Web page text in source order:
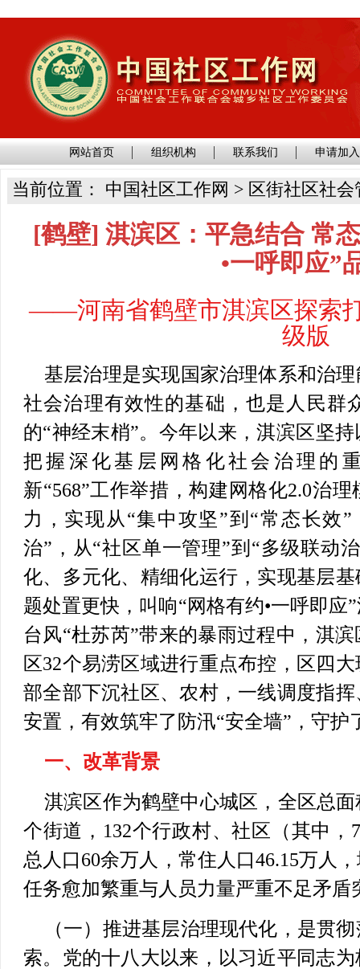
网站首页 组织机构 联系我们 申请加
当前位置： 中国社区工作网 > 区街社区社会
[鹤壁] 淇滨区：平急结合 常
•一呼即应”
——河南省鹤壁市淇滨区探索
级版
基层治理是实现国家治理体系和治
社会治理有效性的基础，也是人民群
的“神经末梢”。今年以来，淇滨区坚
把握深化基层网格化社会治理的
新“568”工作举措，构建网格化2.0治
力，实现从“集中攻坚”到“常态长效
治”，从“社区单一管理”到“多级联动
化、多元化、精细化运行，实现基层
题处置更快，叫响“网格有约•一呼即应
台风“杜苏芮”带来的暴雨过程中，淇
区32个易涝区域进行重点布控，区四
部全部下沉社区、农村，一线调度指
安置，有效筑牢了防汛“安全墙”，守
一、改革背景
淇滨区作为鹤壁中心城区，全区总
个街道，132个行政村、社区（其中，
总人口60余万人，常住人口46.15万人
任务愈加繁重与人员力量严重不足矛盾
（一）推进基层治理现代化，是贯
索。 党的十八大以来，以习近平同志